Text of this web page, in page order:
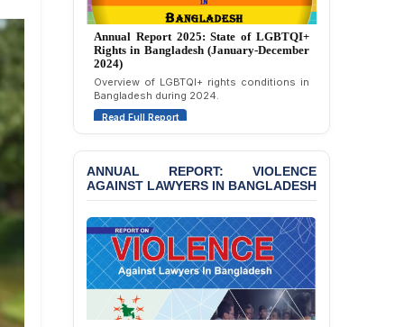
JOINT STATEMENT:
Condemning Politically
Motivated Exclusion,
Intimidation, and
Interference in the
Democratic Governance
of the Legal Profession in
BANGLADESH ALERT:
Dismissal of Two
Allegations of
“Blasphemy” — A Gross
Violation of Justice,
Academic Freedom, and
Human Rights
BANGLADESH ALERT:
Annual Report 2024: State of LGBTQI+
Rights in Bangladesh (January-December
2023)
Bangladesh during 2023.
Read Full Report
ANNUAL REPORT: VIOLENCE
AGAINST LAWYERS IN BANGLADESH